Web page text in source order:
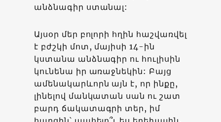
անձնագիր ստանալ:
Այսօր մեր բոլորի հղին հաշվառվել
է բժշկի մոտ, մայիսի 14-ին
կստանա անձնագիր ու հուլիսին
կունենա իր առաջնեկին: Բայց
ամենակարևորն այն է, որ ինքը,
լինելով մանկատան սան ու շատ
բարդ ճակատագրի տեր, իմ